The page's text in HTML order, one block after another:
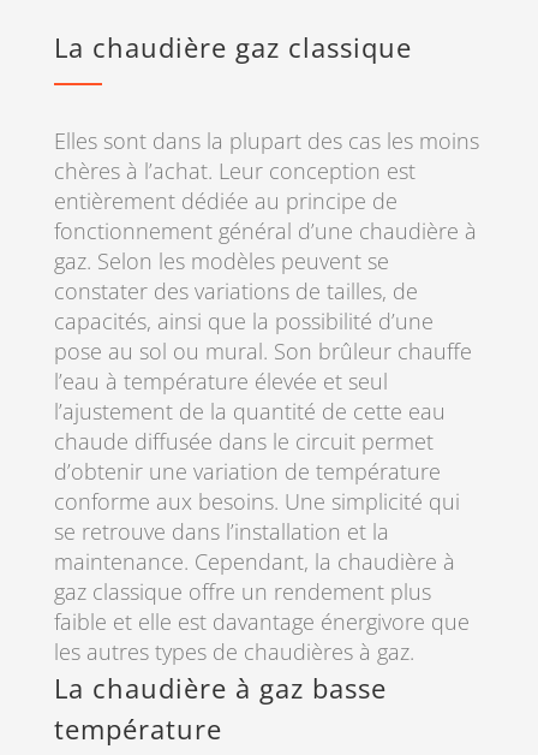
La chaudière gaz classique
Elles sont dans la plupart des cas les moins
chères à l’achat. Leur conception est
entièrement dédiée au principe de
fonctionnement général d’une chaudière à
gaz. Selon les modèles peuvent se
constater des variations de tailles, de
capacités, ainsi que la possibilité d’une
pose au sol ou mural. Son brûleur chauffe
l’eau à température élevée et seul
l’ajustement de la quantité de cette eau
chaude diffusée dans le circuit permet
d’obtenir une variation de température
conforme aux besoins. Une simplicité qui
se retrouve dans l’installation et la
maintenance. Cependant, la chaudière à
gaz classique offre un rendement plus
faible et elle est davantage énergivore que
les autres types de chaudières à gaz.
La chaudière à gaz basse
température